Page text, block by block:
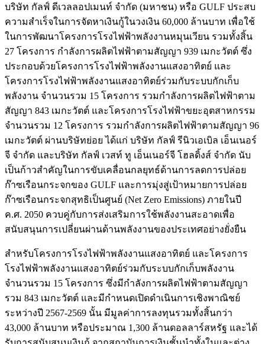
บริษัท กัลฟ์ ดีเวลลอปเมนท์ จำกัด (มหาชน) หรือ GULF ประสบ
ความสำเร็จในการจัดหาเงินกู้ในวงเงิน 60,000 ล้านบาท เพื่อใช้
ในการพัฒนาโครงการโรงไฟฟ้าพลังงานหมุนเวียน รวมทั้งสิ้น
27 โครงการ กำลังการผลิตไฟฟ้าตามสัญญา 939 เมกะวัตต์ ซึ่ง
ประกอบด้วยโครงการโรงไฟฟ้าพลังงานแสงอาทิตย์ และ
โครงการโรงไฟฟ้าพลังงานแสงอาทิตย์ร่วมกับระบบกักเก็บ
พลังงาน จำนวนรวม 15 โครงการ รวมกำลังการผลิตไฟฟ้าตาม
สัญญา 843 เมกะวัตต์ และโครงการโรงไฟฟ้าขยะอุตสาหกรรม
จำนวนรวม 12 โครงการ รวมกำลังการผลิตไฟฟ้าตามสัญญา 96
เมกะวัตต์ ผ่านบริษัทย่อย ได้แก่ บริษัท กัลฟ์ รีนิวเอเบิล เอ็นเนอร์
จี จำกัด และบริษัท กัลฟ์ เวสท์ ทู เอ็นเนอร์จี โฮลดิ้งส์ จำกัด นับ
เป็นก้าวสำคัญในการขับเคลื่อนกลยุทธ์ด้านการลดการปล่อย
ก๊าซเรือนกระจกของ GULF และการมุ่งสู่เป้าหมายการปล่อย
ก๊าซเรือนกระจกสุทธิเป็นศูนย์ (Net Zero Emissions) ภายในปี
ค.ศ. 2050 ควบคู่กับการส่งเสริมการใช้พลังงานสะอาดเพื่อ
สนับสนุนการเปลี่ยนผ่านด้านพลังงานของประเทศอย่างยั่งยืน
สำหรับโครงการโรงไฟฟ้าพลังงานแสงอาทิตย์ และโครงการ
โรงไฟฟ้าพลังงานแสงอาทิตย์ร่วมกับระบบกักเก็บพลังงาน
จำนวนรวม 15 โครงการ ซึ่งมีกำลังการผลิตไฟฟ้าตามสัญญา
รวม 843 เมกะวัตต์ และมีกำหนดเปิดดำเนินการเชิงพาณิชย์
ระหว่างปี 2567-2569 นั้น มีมูลค่าการลงทุนรวมทั้งสิ้นกว่า
43,000 ล้านบาท หรือประมาณ 1,300 ล้านดอลลาร์สหรัฐ และได้